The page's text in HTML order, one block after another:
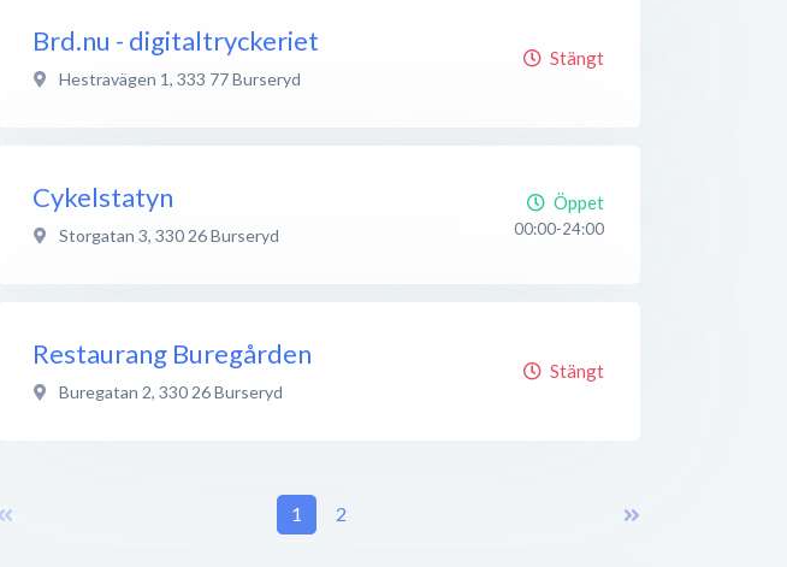
Brd.nu - digitaltryckeriet
Hestravägen 1, 333 77Burseryd
Stängt
Cykelstatyn
Storgatan 3, 330 26Burseryd
Öppet
00:00-24:00
Restaurang Buregården
Buregatan 2, 330 26Burseryd
Stängt
1 2